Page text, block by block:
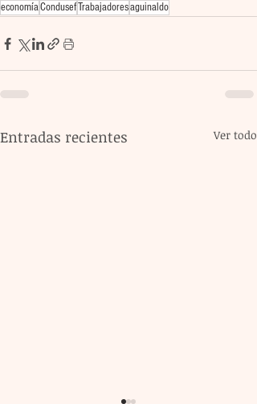
economíaCondusefTrabajadoresaguinaldo
Entradas recientes Ver todo